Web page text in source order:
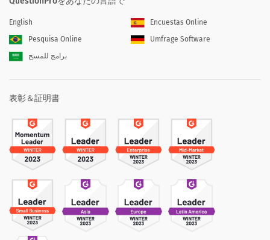
English
Encuestas Online
Pesquisa Online
Umfrage Software
برامج للمسح
表彰＆証明書